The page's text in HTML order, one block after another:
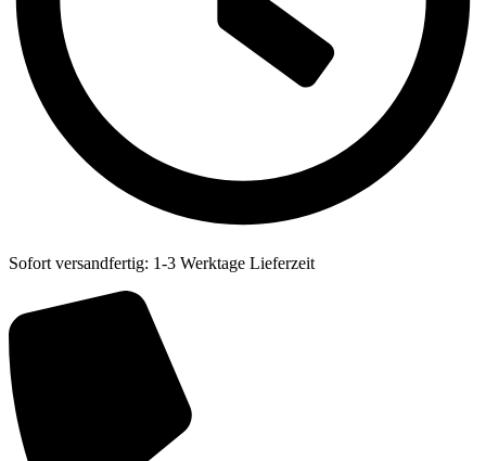
Sofort versandfertig: 1-3 Werktage Lieferzeit